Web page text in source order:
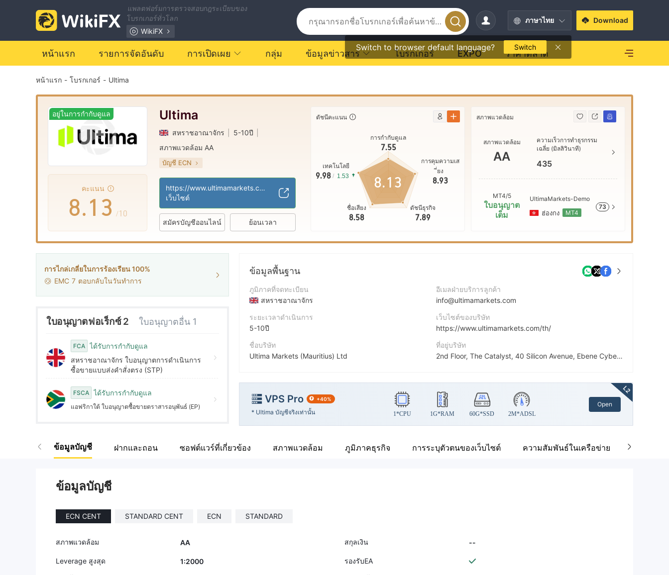
แพลตฟอร์มการตรวจสอบกฎระเบียบของ
โบรกเกอร์ทั่วโลก
WikiFX
ภาษาไทย
Switch to browser default language? Switch
Download
หน้าแรก รายการจัดอันดับ การเปิดเผย กลุ่ม ข้อมูลข่าวสาร โบรกเกอร์ EXPO ราคาตลาด
หน้าแรก - โบรกเกอร์ - Ultima
อยู่ในการกำกับดูแล
คะแนน
2
3
4
5
6
7
8
9
.
0
1
2
3
4
5
6
7
8
9
0
1
2
3
4
5
6
7
8
9
/10
Ultima
สหราชอาณาจักร 5-10ปี
สภาพแวดล้อม AA
บัญชี ECN
ใบอนุญาตการดำเนินการซื้อขายแบบส่ง
คำสั่งตรง (STP)
| ใบอนุญาต MT4 แบบเต็ม | ธุรกิจทั่วโลก
https://www.ultimamarkets.com/th/
เว็บไซต์
สมัครบัญชีออนไลน์ ย้อนเวลา
ดัชนีคะแนน
การกำกับดูแล
7.55
เทคโนโลยี
9.98 / 1.53
ชื่อเสียง
8.58
ดัชนีธุรกิจ
7.89
การคุมความเส
ี่ยง
8.93
8.13
สภาพแวดล้อม
สภาพแวดล้อม
AA
ความเร็วการทำธุรกรรม
เฉลี่ย (มิลลิวินาที)
435
MT4/5
ใบอนุญาต
เต็ม
UltimaMarkets-Demo
ฮ่องกง MT4
73
การไกล่เกลี่ยในการร้องเรียน 100%
EMC 7 ตอบกลับในวันทำการ
ใบอนุญาตฟอเร็กซ์ 2 ใบอนุญาตอื่น 1
FCA ได้รับการกำกับดูแล
สหราชอาณาจักร ใบอนุญาตการดำเนินการ
ซื้อขายแบบส่งคำสั่งตรง (STP)
FSCA ได้รับการกำกับดูแล
แอฟริกาใต้ ใบอนุญาตซื้อขายตราสารอนุพันธ์ (EP)
ข้อมูลพื้นฐาน
ภูมิภาคที่จดทะเบียน
สหราชอาณาจักร
ระยะเวลาดำเนินการ
5-10ปี
ชื่อบริษัท
Ultima Markets (Mauritius) Ltd
Ultima
พนักงานบริษัท
--
อีเมลฝ่ายบริการลูกค้า
info@ultimamarkets.com
เว็บไซต์ของบริษัท
https://www.ultimamarkets.com/th/
ที่อยู่บริษัท
2nd Floor, The Catalyst, 40 Silicon Avenue, Ebene Cybercity, 72201, Mauritius.
https://www.facebook.com/ultimamarketsglobal
X
https://x.com/UltimaMarkets/
VPS Pro +40%
* Ultima บัญชีจริงเท่านั้น 1*CPU 1G*RAM 60G*SSD 2M*ADSL
Open
L2
ข้อมูลบัญชี ฝากและถอน ซอฟต์แวร์ที่เกี่ยวข้อง สภาพแวดล้อม ภูมิภาคธุรกิจ การระบุตัวตนของเว็บไซต์ ความสัมพันธ์ในเครือข่าย
ข้อมูลบัญชี
ECN CENT STANDARD CENT ECN STANDARD
สภาพแวดล้อม AA สกุลเงิน --
Leverage สูงสุด 1:2000 รองรับEA